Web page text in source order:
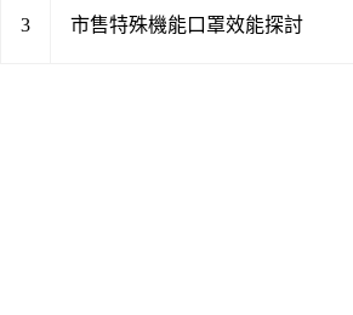
3 市售特殊機能口罩效能探討